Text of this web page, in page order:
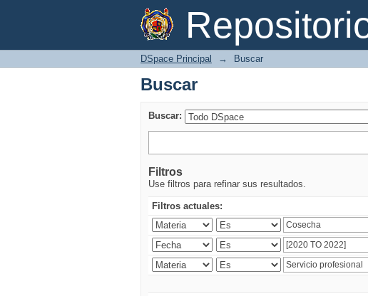
Buscar
DSpace Principal → Buscar
Buscar
Buscar:
Filtros
Use filtros para refinar sus resultados.
Filtros actuales: